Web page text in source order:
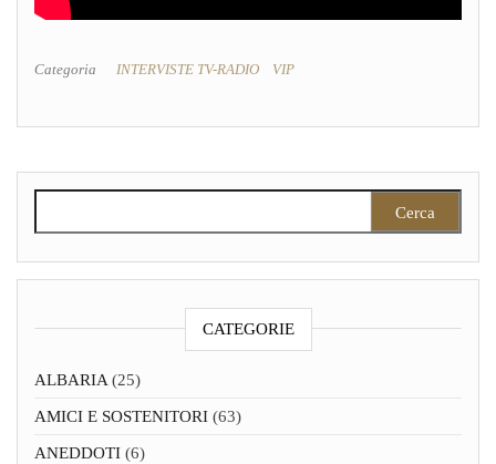
Categoria INTERVISTE TV-RADIO VIP
CATEGORIE
ALBARIA (25)
AMICI E SOSTENITORI (63)
ANEDDOTI (6)